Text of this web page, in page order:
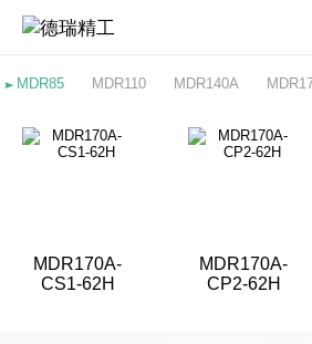
MDR170A-
CS1-
75H-
直MDR85 MDR110 MDR140A
MDR170A-
CS1-62H
MDR170A-
CP2-62H